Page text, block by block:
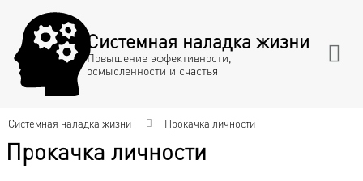
Системная наладка жизни
Повышение эффективности,
осмысленности и счастья
Системная наладка жизни Прокачка личности
Прокачка личности